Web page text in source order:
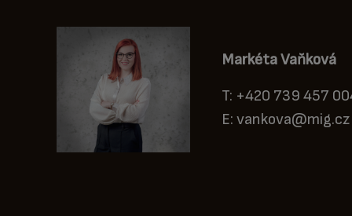
Markéta Vaňková
T: +420 739 457
E: vankova@mig.cz